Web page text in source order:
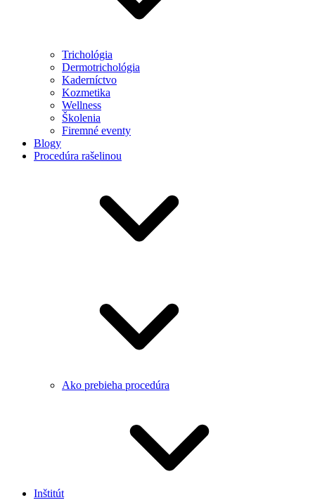
Trichológia
Dermotrichológia
Kaderníctvo
Kozmetika
Wellness
Školenia
Firemné eventy
Blogy
Procedúra rašelinou
Ako prebieha procedúra
Inštitút